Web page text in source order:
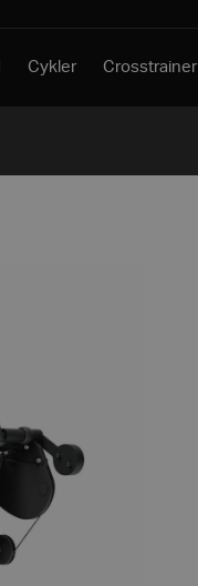
Cykler Crosstrainer